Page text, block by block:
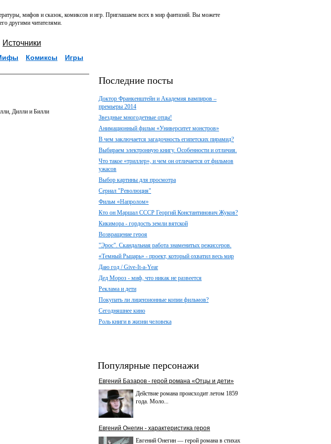
мифов и сказок, комиксов и игр. Приглашаем всех в мир фантазий. Вы можете
другими читателями.
Источники
Комиксы Игры
Дилли и Билли
Последние посты
Доктор Франкенштейн и Академия вампиров –
премьеры 2014
Звездные многодетные отцы!
Анимационный фильм «Университет монстров»
В чем заключается загадочность египетских пирамид?
Выбираем электронную книгу. Особенности и отличия.
Что такое «триллер», и чем он отличается от фильмов
ужасов
Выбор картины для просмотра
Сериал "Революция"
Фильм «Напролом»
Кто он Маршал СССР Георгий Константинович Жуков?
Кикимора - гордость земли вятской
Возвращение героя
"Эрос". Скандальная работа знаменитых режиссеров.
«Темный Рыцарь» - проект, который охватил весь мир
Даю год / Give-It-a-Year
Дед Мороз - миф, что никак не развеется
Реклама и дети
Покупать ли лицензионные копии фильмов?
Сегодняшнее кино
Роль книги в жизни человека
Популярные персонажи
Евгений Базаров - герой романа «Отцы и дети»
Действие романа происходит летом 1859
года. Моло...
Евгений Онегин - характеристика героя
Евгений Онегин — герой романа в стихах